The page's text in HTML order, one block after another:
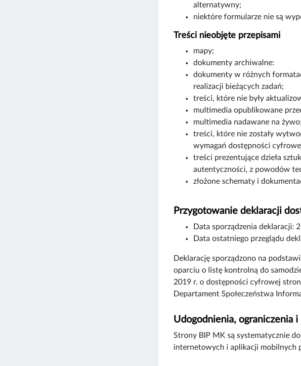
alternatywny;
niektóre formularze nie są
Treści nieobjęte przepisami
mapy;
dokumenty archiwalne:
dokumenty w różnych
realizacji bieżących zadań;
treści, które nie były
multimedia opublikowane
multimedia nadawane na żywo;
treści, które nie zostały
wymagań dostępności
treści prezentujące dzieła
autentyczności, z powodów
złożone schematy i
Przygotowanie deklaracji
Data sporządzenia deklaracji:
Data ostatniego przeglądu
Deklarację sporządzono na
oparciu o listę kontrolną do
2019 r. o dostępności cyfrowej
Departament Społeczeństwa
Udogodnienia, ograniczenia
Strony BIP MK są systematycznie
internetowych i aplikacji mobilnych